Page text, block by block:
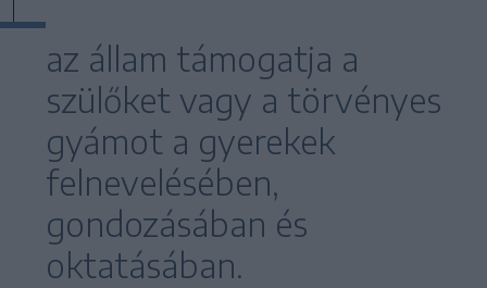
az állam támogatja a
szülőket vagy a törvényes
gyámot a gyerekek
felnevelésében,
gondozásában és
oktatásában.